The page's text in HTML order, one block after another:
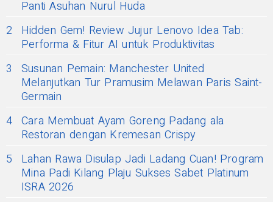
Panti Asuhan Nurul Huda
2
Hidden Gem! Review Jujur Lenovo Idea Tab:
Performa & Fitur AI untuk Produktivitas
3
Susunan Pemain: Manchester United
Melanjutkan Tur Pramusim Melawan Paris Saint-
Germain
4 Cara Membuat Ayam Goreng Padang ala
Restoran dengan Kremesan Crispy
5
Lahan Rawa Disulap Jadi Ladang Cuan! Program
Mina Padi Kilang Plaju Sukses Sabet Platinum
ISRA 2026